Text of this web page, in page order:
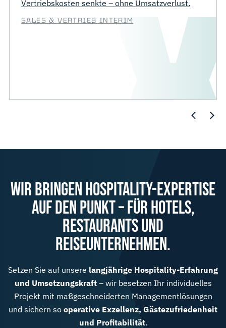
Vertriebskosten senkte – ohne Umsatzverlust.
SALES & VERTRIEB INTERIM
WIR BRINGEN HOSPITALITY-EXPERTISE
AUF DEN PUNKT – FÜR HOTELS,
RESTAURANTS UND
REISEUNTERNEHMEN.
Setzen Sie auf unsere langjährige Hospitality-Erfahrung
und Umsetzungskraft– wir besetzen Ihr individuelles
Projekt mit maßgeschneiderten Managementlösungen
und sichern so operative Exzellenz, Gästezufriedenheit
und Profitabilität.